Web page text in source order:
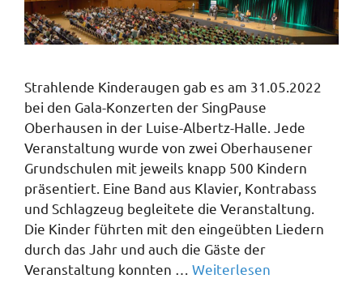
Strahlende Kinderaugen gab es am 31.05.2022
bei den Gala-Konzerten der SingPause
Oberhausen in der Luise-Albertz-Halle. Jede
Veranstaltung wurde von zwei Oberhausener
Grundschulen mit jeweils knapp 500 Kindern
präsentiert. Eine Band aus Klavier, Kontrabass
und Schlagzeug begleitete die Veranstaltung.
Die Kinder führten mit den eingeübten Liedern
durch das Jahr und auch die Gäste der
Veranstaltung konnten … Weiterlesen